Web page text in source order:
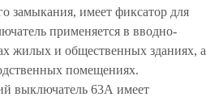
замыкания, имеет фиксатор для
применяется в вводно-
жилых и общественных зданиях, а
помещениях.
выключатель 63А имеет